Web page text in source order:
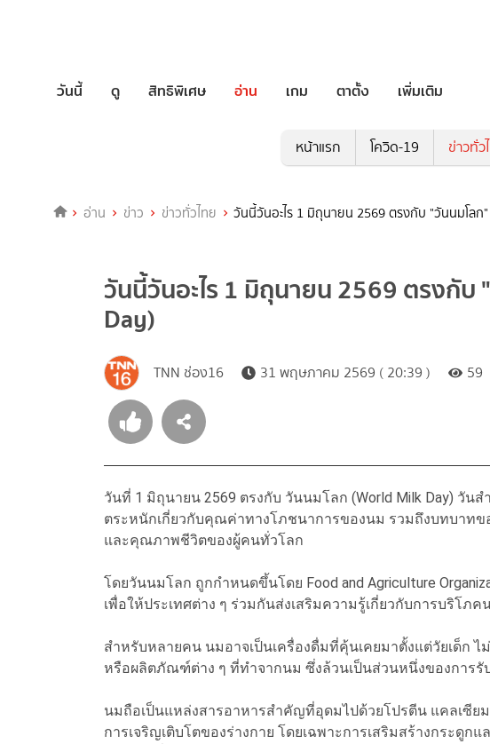
วันนี้ ดู สิทธิพิเศษ อ่าน เกม ตาตั้ง เพิ่มเติม
หน้าแรก โควิด-19 ข่าวทั่ว
อ่าน ข่าว ข่าวทั่วไทย วันนี้วันอะไร 1 มิถุนายน 2569 ตรงกับ "วันนมโลก
วันนี้วันอะไร 1 มิถุนายน 2569 ตรงกับ
Day)
TNN ช่อง16 31 พฤษภาคม 2569 ( 20:39 ) 59
วันที่ 1 มิถุนายน 2569 ตรงกับ วันนมโลก (World Milk Day) วัน
ตระหนักเกี่ยวกับคุณค่าทางโภชนาการของนม รวมถึงบทบาท
และคุณภาพชีวิตของผู้คนทั่วโลก
โดยวันนมโลก ถูกกำหนดขึ้นโดย Food and Agriculture
เพื่อให้ประเทศต่าง ๆ ร่วมกันส่งเสริมความรู้เกี่ยวกับการบริโ
สำหรับหลายคน นมอาจเป็นเครื่องดื่มที่คุ้นเคยมาตั้งแต่วัยเด็ก ไ
หรือผลิตภัณฑ์ต่าง ๆ ที่ทำจากนม ซึ่งล้วนเป็นส่วนหนึ่งของการรั
นมถือเป็นแหล่งสารอาหารสำคัญที่อุดมไปด้วยโปรตีน แคลเซีย
การเจริญเติบโตของร่างกาย โดยเฉพาะการเสริมสร้างกระดูก